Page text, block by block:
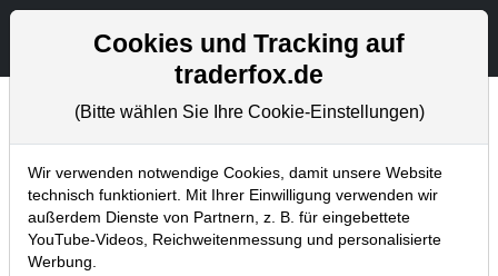
Aktien- und Artikelsuche
Trader-Blog
Home Blog Trader-Blog
Aktien-Screener - positive
Performance und geringer Abstand
Cookies und Tracking auf
traderfox.de
(Bitte wählen Sie Ihre Cookie-Einstellungen)
Wir verwenden notwendige Cookies, damit unsere Website
technisch funktioniert. Mit Ihrer Einwilligung verwenden wir
außerdem Dienste von Partnern, z. B. für eingebettete
YouTube-Videos, Reichweitenmessung und personalisierte
Werbung.